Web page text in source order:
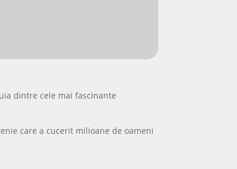
dintre cele mai fascinante
care a cucerit milioane de oameni